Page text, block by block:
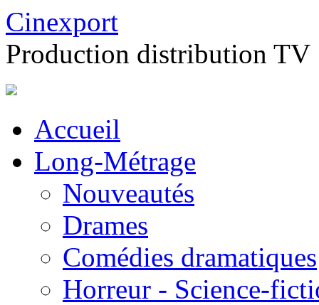
Cinexport
Production distribution TV
Accueil
Long-Métrage
Nouveautés
Drames
Comédies dramatiques
Horreur - Science-